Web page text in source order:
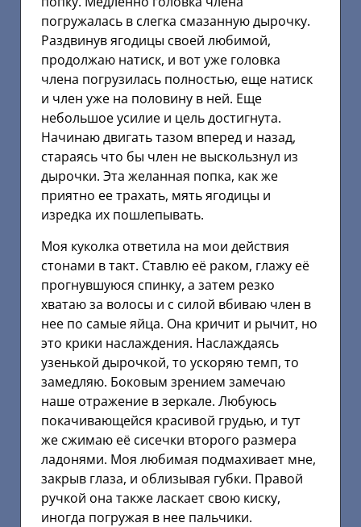
погружалась в слегка смазанную дырочку.
Раздвинув ягодицы своей любимой,
продолжаю натиск, и вот уже головка
члена погрузилась полностью, еще натиск
и член уже на половину в ней. Еще
небольшое усилие и цель достигнута.
Начинаю двигать тазом вперед и назад,
стараясь что бы член не выскользнул из
дырочки. Эта желанная попка, как же
приятно ее трахать, мять ягодицы и
изредка их пошлепывать.
Моя куколка ответила на мои действия
стонами в такт. Ставлю её раком, глажу её
прогнувшуюся спинку, а затем резко
хватаю за волосы и с силой вбиваю член в
нее по самые яйца. Она кричит и рычит, но
это крики наслаждения. Наслаждаясь
узенькой дырочкой, то ускоряю темп, то
замедляю. Боковым зрением замечаю
наше отражение в зеркале. Любуюсь
покачивающейся красивой грудью, и тут
же сжимаю её сисечки второго размера
ладонями. Моя любимая подмахивает мне,
закрыв глаза, и облизывая губки. Правой
ручкой она также ласкает свою киску,
иногда погружая в нее пальчики.